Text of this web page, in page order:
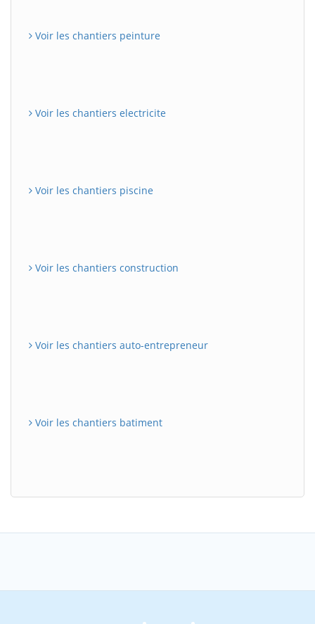
Voir les chantiers peinture
Voir les chantiers electricite
Voir les chantiers piscine
Voir les chantiers construction
Voir les chantiers auto-entrepreneur
Voir les chantiers batiment